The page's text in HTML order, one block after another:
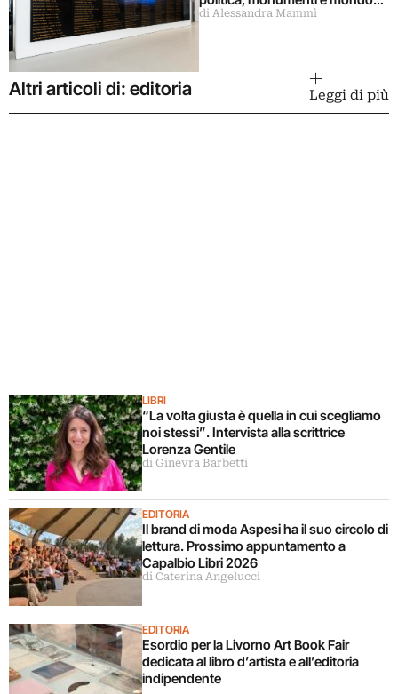
militare
di Alessandra Mammì
Altri articoli di: editoria Leggi di più
LIBRI
“La volta giusta è quella in cui scegliamo
noi stessi”. Intervista alla scrittrice
Lorenza Gentile
di Ginevra Barbetti
EDITORIA
Il brand di moda Aspesi ha il suo circolo di
lettura. Prossimo appuntamento a
Capalbio Libri 2026
di Caterina Angelucci
EDITORIA
Esordio per la Livorno Art Book Fair
dedicata al libro d’artista e all’editoria
indipendente